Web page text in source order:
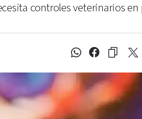
controles veterinarios